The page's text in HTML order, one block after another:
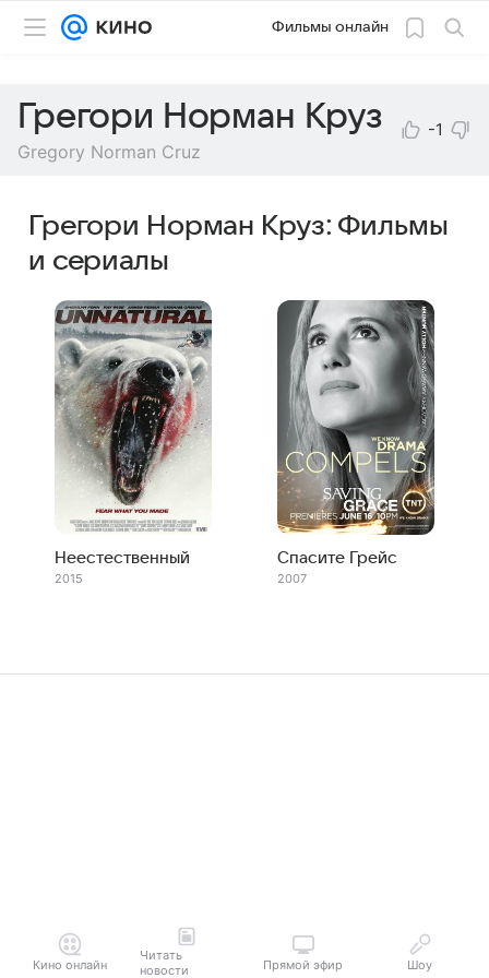
Фильмы онлайн
Грегори Норман Круз
Gregory Norman Cruz
-1
Грегори Норман Круз: Фильмы
и сериалы
Неестественный
2015
Спасите Грейс
2007
Кино онлайн
Читать
новости
Прямой эфир Шоу